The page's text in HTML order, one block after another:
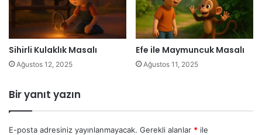
Sihirli Kulaklık Masalı
Ağustos 12, 2025
Efe ile Maymuncuk Masalı
Ağustos 11, 2025
Bir yanıt yazın
E-posta adresiniz yayınlanmayacak. Gerekli alanlar * ile